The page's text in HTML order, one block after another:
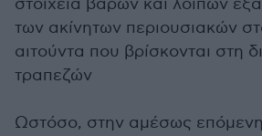
στοιχεία βαρών και λοιπών
των ακίνητων περιουσιακών
αιτούντα που βρίσκονται στη
τραπεζών
Ωστόσο, στην αμέσως